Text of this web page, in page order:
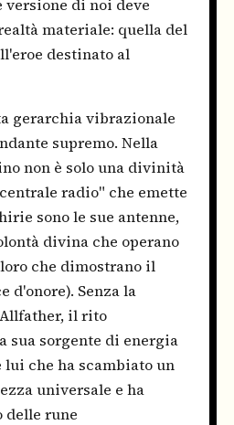
di noi deve
materiale: quella del
destinato al
gerarchia vibrazionale
supremo. Nella
non è solo una divinità
radio" che emette
sono le sue antenne,
divina che operano
che dimostrano il
d'onore). Senza la
il rito
sua sorgente di energia
che ha scambiato un
universale e ha
delle rune